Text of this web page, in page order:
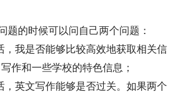
题的时候可以问自己两个问题：
我是否能够比较高效地获取相关信
作和一些学校的特色信息；
英文写作能够是否过关。如果两个